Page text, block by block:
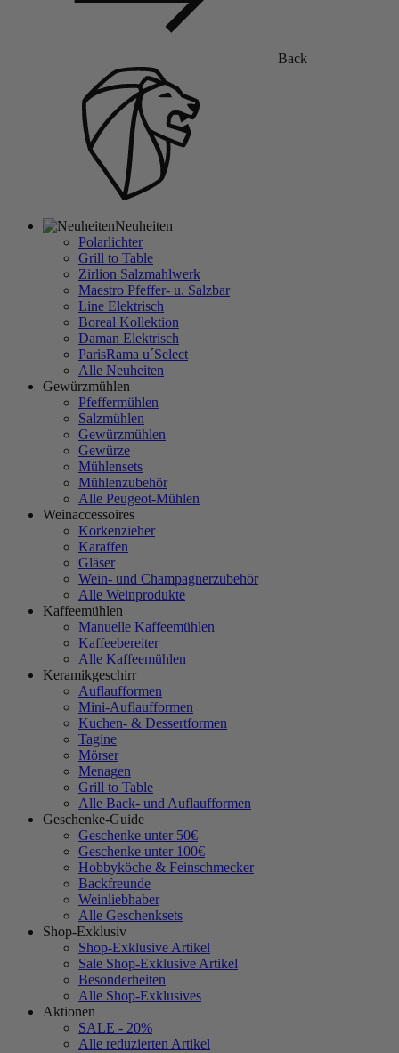
Back
Neuheiten
Polarlichter
Grill to Table
Zirlion Salzmahlwerk
Maestro Pfeffer- u. Salzbar
Line Elektrisch
Boreal Kollektion
Daman Elektrisch
ParisRama u´Select
Alle Neuheiten
Gewürzmühlen
Pfeffermühlen
Salzmühlen
Gewürzmühlen
Gewürze
Mühlensets
Mühlenzubehör
Alle Peugeot-Mühlen
Weinaccessoires
Korkenzieher
Karaffen
Gläser
Wein- und Champagnerzubehör
Alle Weinprodukte
Kaffeemühlen
Manuelle Kaffeemühlen
Kaffeebereiter
Alle Kaffeemühlen
Keramikgeschirr
Auflaufformen
Mini-Auflaufformen
Kuchen- & Dessertformen
Tagine
Mörser
Menagen
Grill to Table
Alle Back- und Auflaufformen
Geschenke-Guide
Geschenke unter 50€
Geschenke unter 100€
Hobbyköche & Feinschmecker
Backfreunde
Weinliebhaber
Alle Geschenksets
Shop-Exklusiv
Shop-Exklusive Artikel
Sale Shop-Exklusive Artikel
Besonderheiten
Alle Shop-Exklusives
Aktionen
SALE - 20%
Alle reduzierten Artikel